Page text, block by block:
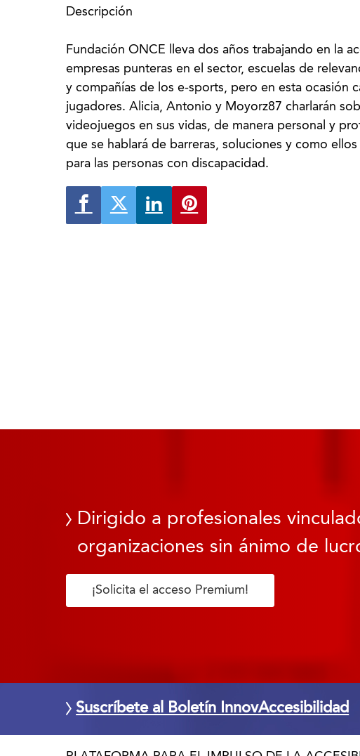
Descripción
Fundación ONCE lleva dos años trabajando en la
empresas punteras en el sector, escuelas de
y compañías de los e-sports, pero en esta ocasión
jugadores. Alicia, Antonio y Moyorz87 charlarán
videojuegos en sus vidas, de manera personal y
que se hablará de barreras, soluciones y como
para las personas con discapacidad.
Dirigido a profesionales
organizaciones sin ánimo de
¡Solicita el acceso Premium!
Suscríbete al Boletín InnovAccesibilidad